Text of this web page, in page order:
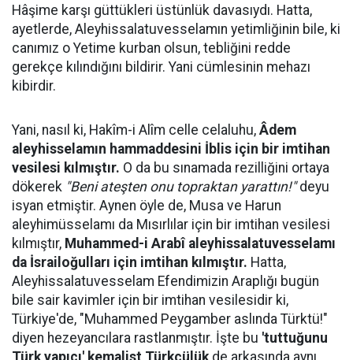
Hâşime karşı güttükleri üstünlük davasıydı. Hatta,
ayetlerde, Aleyhissalatuvesselamın yetimliğinin bile, ki
canımız o Yetime kurban olsun, tebliğini redde
gerekçe kılındığını bildirir. Yani cümlesinin mehazı
kibirdir.
Yani, nasıl ki, Hakîm-i Alîm celle celaluhu, Âdem
aleyhisselamın hammaddesini İblis için bir imtihan
vesilesi kılmıştır. O da bu sınamada rezilliğini ortaya
dökerek "Beni ateşten onu topraktan yarattın!"deyu
isyan etmiştir. Aynen öyle de, Musa ve Harun
aleyhimüsselamı da Mısırlılar için bir imtihan vesilesi
kılmıştır, Muhammed-i Arabî aleyhissalatuvesselamı
da İsrailoğulları için imtihan kılmıştır. Hatta,
Aleyhissalatuvesselam Efendimizin Araplığı bugün
bile sair kavimler için bir imtihan vesilesidir ki,
Türkiye'de, "Muhammed Peygamber aslında Türktü!"
diyen hezeyancılara rastlanmıştır. İşte bu 'tuttuğunu
Türk yapıcı' kemalist Türkçülük de arkasında aynı